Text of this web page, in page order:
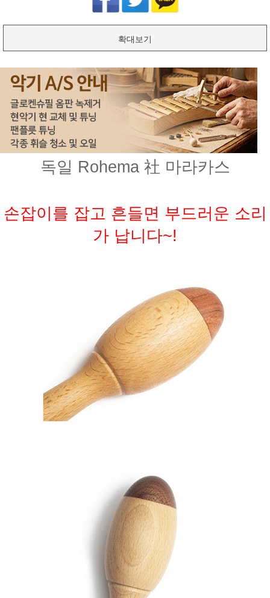
확대보기
독일 Rohema 社 마라카스
손잡이를 잡고 흔들면 부드러운 소리
가 납니다~!